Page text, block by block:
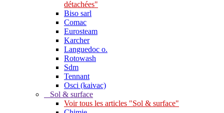
détachées"
Biso sarl
Comac
Eurosteam
Karcher
Languedoc o.
Rotowash
Sdm
Tennant
Osci (kaivac)
Sol & surface
Voir tous les articles "Sol & surface"